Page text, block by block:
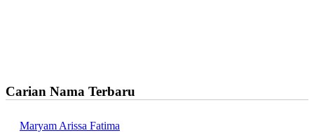
Carian Nama Terbaru
Maryam Arissa Fatima